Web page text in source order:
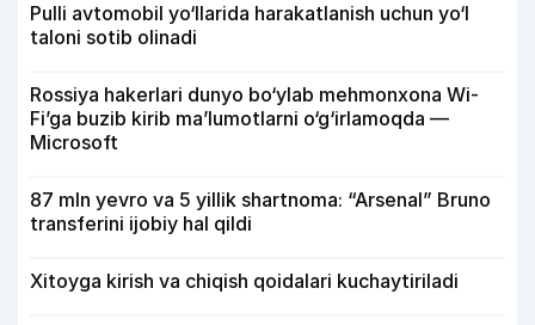
Pulli avtomobil yo‘llarida harakatlanish uchun yo‘l
taloni sotib olinadi
Rossiya hakerlari dunyo bo‘ylab mehmonxona Wi-
Fi’ga buzib kirib ma’lumotlarni o‘g‘irlamoqda —
Microsoft
87 mln yevro va 5 yillik shartnoma: “Arsenal” Bruno
transferini ijobiy hal qildi
Xitoyga kirish va chiqish qoidalari kuchaytiriladi